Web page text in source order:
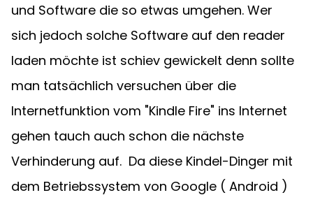
und Software die so etwas umgehen. Wer
sich jedoch solche Software auf den reader
laden möchte ist schiev gewickelt denn sollte
man tatsächlich versuchen über die
Internetfunktion vom "Kindle Fire" ins Internet
gehen tauch auch schon die nächste
Verhinderung auf.  Da diese Kindel-Dinger mit
dem Betriebssystem von Google ( Android )